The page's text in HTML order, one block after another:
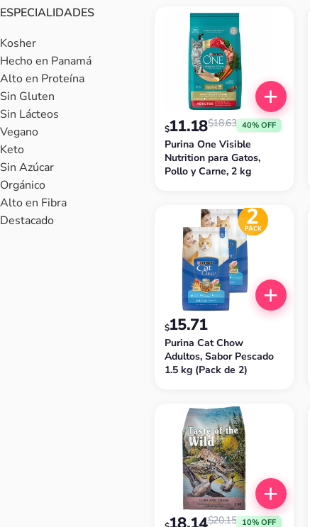
ESPECIALIDADES
Kosher
Hecho en Panamá
Alto en Proteína
Sin Gluten
Sin Lácteos
Vegano
Keto
Sin Azúcar
Orgánico
Alto en Fibra
Destacado
Purina One Visible
Nutrition para Gatos,
Pollo y Carne, 2 kg
$18.63
$11.18 40% OFF
Purina Cat Chow
Adultos, Sabor Pescado
1.5 kg (Pack de 2)
$15.71
$20.15 10% OFF